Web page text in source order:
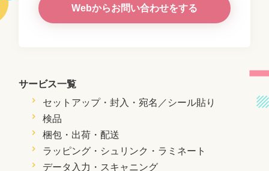
Webからお問い合わせをする
サービス一覧
セットアップ・封入・宛名／シール貼り
検品
梱包・出荷・配送
ラッピング・シュリンク・ラミネート
データ入力・スキャニング